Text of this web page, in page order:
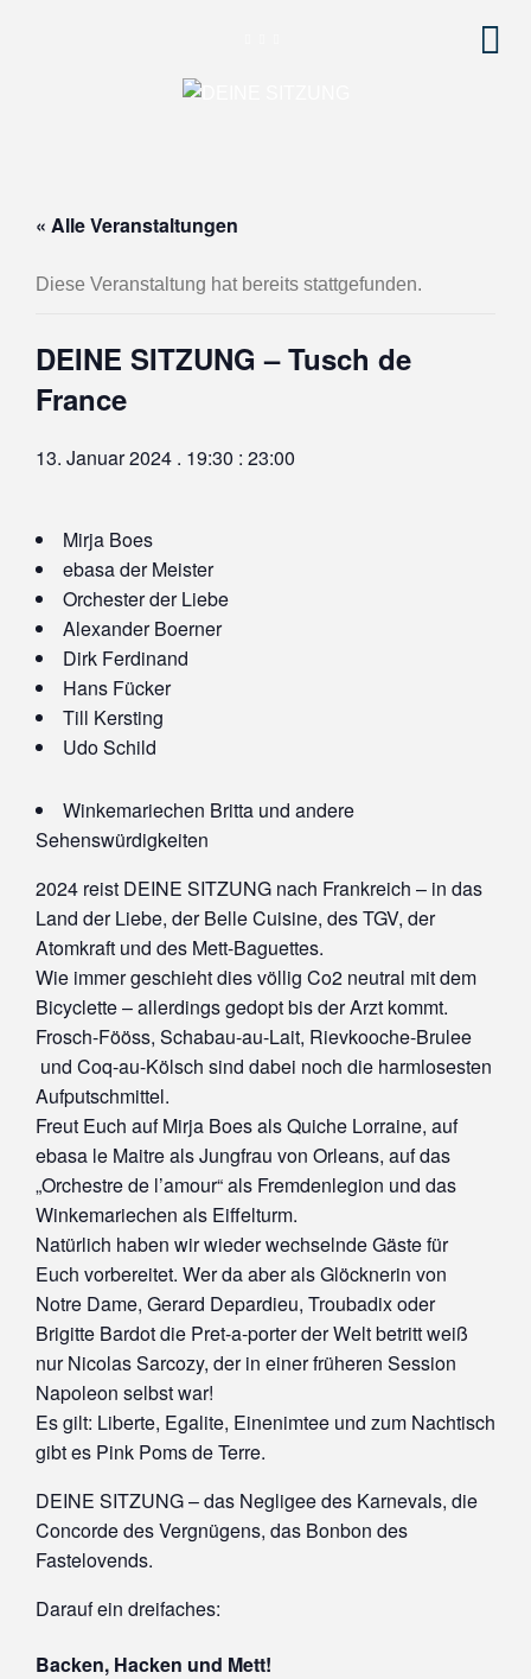
« Alle Veranstaltungen
Diese Veranstaltung hat bereits stattgefunden.
DEINE SITZUNG – Tusch de
France
13. Januar 2024 . 19:30 : 23:00
Mirja Boes
ebasa der Meister
Orchester der Liebe
Alexander Boerner
Dirk Ferdinand
Hans Fücker
Till Kersting
Udo Schild
Winkemariechen Britta und andere
Sehenswürdigkeiten
2024 reist DEINE SITZUNG nach Frankreich – in das
Land der Liebe, der Belle Cuisine, des TGV, der
Atomkraft und des Mett-Baguettes.
Wie immer geschieht dies völlig Co2 neutral mit dem
Bicyclette – allerdings gedopt bis der Arzt kommt.
Frosch-Fööss, Schabau-au-Lait, Rievkooche-Brulee
und Coq-au-Kölsch sind dabei noch die harmlosesten
Aufputschmittel.
Freut Euch auf Mirja Boes als Quiche Lorraine, auf
ebasa le Maitre als Jungfrau von Orleans, auf das
„Orchestre de l’amour“ als Fremdenlegion und das
Winkemariechen als Eiffelturm.
Natürlich haben wir wieder wechselnde Gäste für
Euch vorbereitet. Wer da aber als Glöcknerin von
Notre Dame, Gerard Depardieu, Troubadix oder
Brigitte Bardot die Pret-a-porter der Welt betritt weiß
nur Nicolas Sarcozy, der in einer früheren Session
Napoleon selbst war!
Es gilt: Liberte, Egalite, Einenimtee und zum Nachtisch
gibt es Pink Poms de Terre.
DEINE SITZUNG – das Negligee des Karnevals, die
Concorde des Vergnügens, das Bonbon des
Fastelovends.
Darauf ein dreifaches:
Backen, Hacken und Mett!